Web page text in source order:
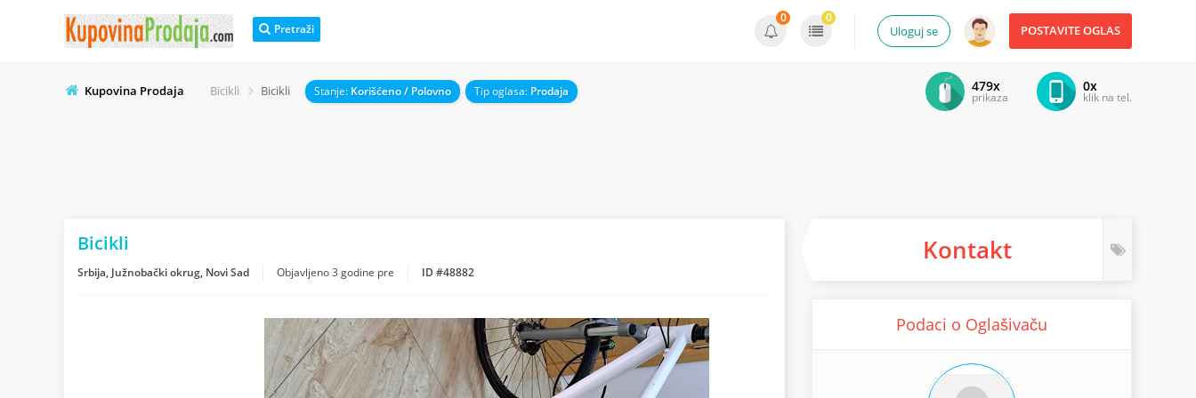
Pretraži POSTAVITE OGLAS
Uloguj se
0 0
Kupovina Prodaja Bicikli Bicikli Stanje: Korišćeno / Polovno Tip oglasa: Prodaja 0x
klik na tel.
479x
prikaza
Bicikli
Srbija, Južnobački okrug, Novi Sad Objavljeno3 godine pre ID #48882
Kontakt
Podaci o Oglašivaču